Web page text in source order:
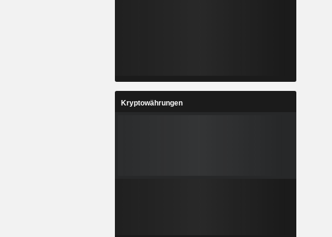
Kryptowährungen